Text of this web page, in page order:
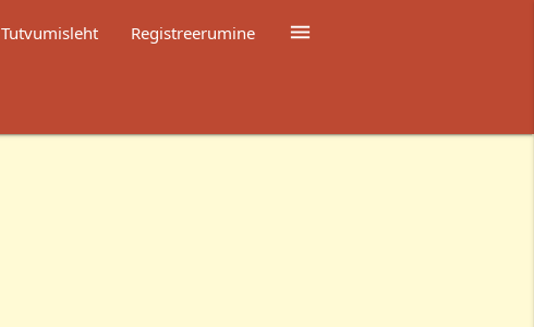

Tutvumisleht Registreerumine